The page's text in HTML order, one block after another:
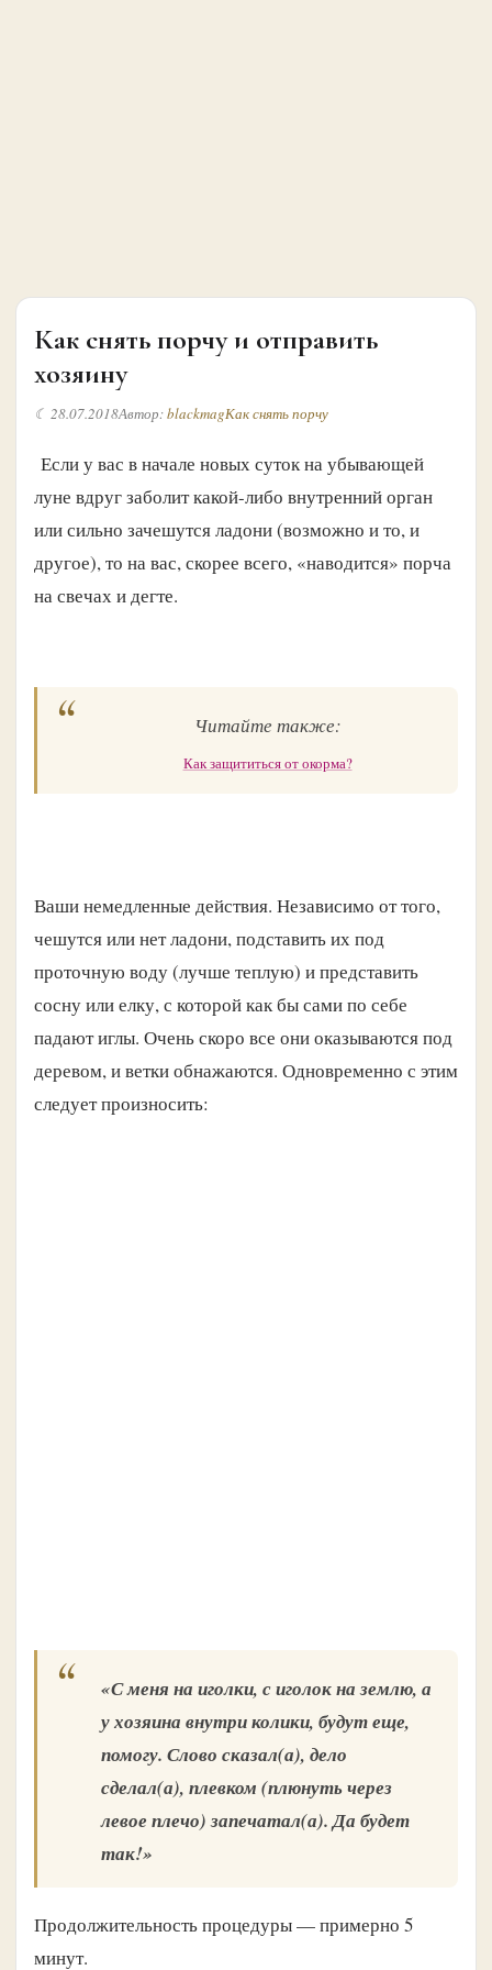
Как снять порчу и отправить
хозяину
☾ 28.07.2018Автор:blackmagКак снять порчу
Если у вас в начале новых суток на убывающей
луне вдруг заболит какой-либо внутренний орган
или сильно зачешутся ладони (возможно и то, и
другое), то на вас, скорее всего, «наводится» порча
на свечах и дегте.
Читайте также:
Как защититься от окорма?
Ваши немедленные действия. Независимо от того,
чешутся или нет ладони, подставить их под
проточную воду (лучше теплую) и представить
сосну или елку, с которой как бы сами по себе
падают иглы. Очень скоро все они оказываются под
деревом, и ветки обнажаются. Одновременно с этим
следует произносить:
«С меня на иголки, с иголок на землю, а
у хозяина внутри колики, будут еще,
помогу. Слово сказал(а), дело
сделал(а), плевком (плюнуть через
левое плечо) запечатал(а). Да будет
так!»
Продолжительность процедуры — примерно 5
минут.